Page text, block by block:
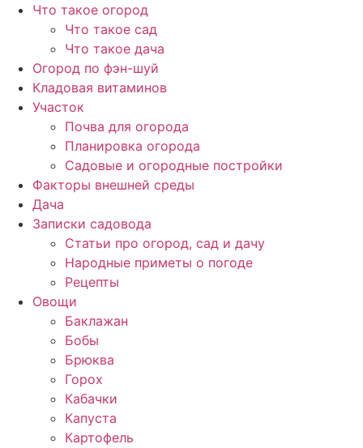
Перейти
содержимому
Что такое огород
Что такое сад
Что такое дача
Огород по фэн-шуй
Кладовая витаминов
Участок
Почва для огорода
Планировка огорода
Садовые и огородные постройки
Факторы внешней среды
Дача
Записки садовода
Статьи про огород, сад и дачу
Народные приметы о погоде
Рецепты
Овощи
Баклажан
Бобы
Брюква
Горох
Кабачки
Капуста
Картофель